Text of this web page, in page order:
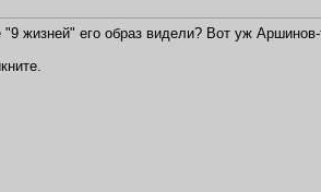
его образ видели? Вот уж Аршинов-